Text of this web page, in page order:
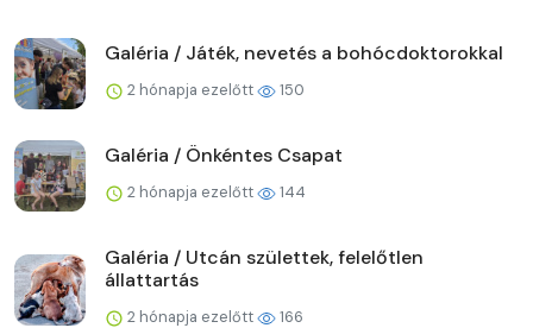
Galéria / Játék, nevetés a bohócdoktorokkal
2 hónapja ezelőtt 150
Galéria / Önkéntes Csapat
2 hónapja ezelőtt 144
Galéria / Utcán születtek, felelőtlen
állattartás
2 hónapja ezelőtt 166